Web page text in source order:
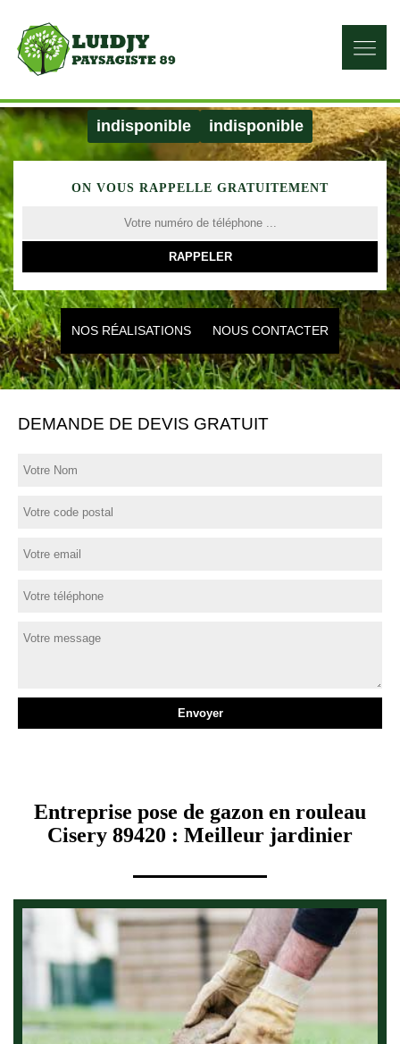
indisponible indisponible
ON VOUS RAPPELLE GRATUITEMENT
NOS RÉALISATIONS NOUS CONTACTER
DEMANDE DE DEVIS GRATUIT
Entreprise pose de gazon en rouleau
Cisery 89420 : Meilleur jardinier